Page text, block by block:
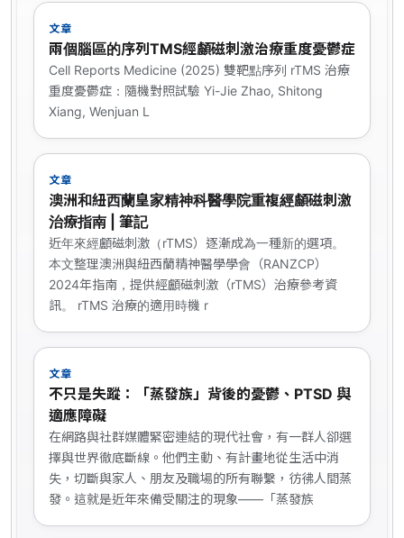
文章
兩個腦區的序列TMS經顱磁刺激治療重度憂鬱症
Cell Reports Medicine (2025) 雙靶點序列 rTMS 治療
重度憂鬱症：隨機對照試驗 Yi-Jie Zhao, Shitong
Xiang, Wenjuan L
文章
澳洲和紐西蘭皇家精神科醫學院重複經顱磁刺激
治療指南 | 筆記
近年來經顱磁刺激（rTMS）逐漸成為一種新的選項。
本文整理澳洲與紐西蘭精神醫學學會（RANZCP）
2024年指南，提供經顱磁刺激（rTMS）治療參考資
訊。 rTMS 治療的適用時機 r
文章
不只是失蹤：「蒸發族」背後的憂鬱、PTSD 與
適應障礙
在網路與社群媒體緊密連結的現代社會，有一群人卻選
擇與世界徹底斷線。他們主動、有計畫地從生活中消
失，切斷與家人、朋友及職場的所有聯繫，彷彿人間蒸
發。這就是近年來備受關注的現象——「蒸發族